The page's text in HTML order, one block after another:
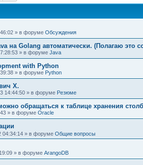
» в форуме Обсуждения
на Golang автоматически. (Полагаю это
» в форуме Java
with Python
» в форуме Python
Х.
14:44:50 » в форуме Резюме
обращаться к таблице хранения
» в форуме Oracle
04:34:14 » в форуме Общие вопросы
» в форуме ArangoDB